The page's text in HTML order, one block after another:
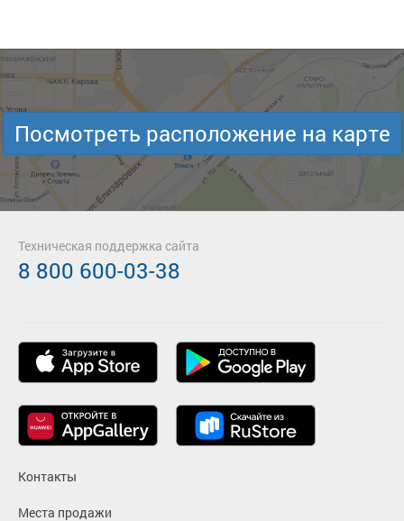
Посмотреть расположение на карте
Контакты
Места продажи
Техническая поддержка сайта
8 800 600-03-38